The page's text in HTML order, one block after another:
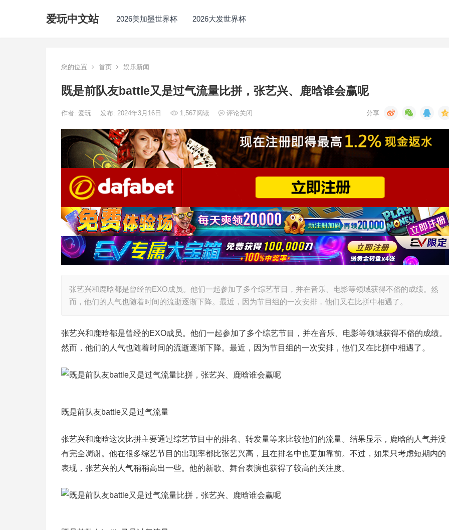
爱玩中文站 2026美加墨世界杯 2026大发世界杯
您的位置 首页 娱乐新闻
既是前队友battle又是过气流量比拼，张艺兴、鹿晗谁会赢呢
作者: 爱玩 发布: 2024年3月16日 1,567阅读 评论关闭
张艺兴和鹿晗都是曾经的EXO成员。他们一起参加了多个综艺节目，并在音乐、电影等领域获得不俗的成绩。然
而，他们的人气也随着时间的流逝逐渐下降。最近，因为节目组的一次安排，他们又在比拼中相遇了。
张艺兴和鹿晗都是曾经的EXO成员。他们一起参加了多个综艺节目，并在音乐、电影等领域获得不俗的成绩。
然而，他们的人气也随着时间的流逝逐渐下降。最近，因为节目组的一次安排，他们又在比拼中相遇了。
既是前队友battle又是过气流量
张艺兴和鹿晗这次比拼主要通过综艺节目中的排名、转发量等来比较他们的流量。结果显示，鹿晗的人气并没
有完全凋谢。他在很多综艺节目的出现率都比张艺兴高，且在排名中也更加靠前。不过，如果只考虑短期内的
表现，张艺兴的人气稍稍高出一些。他的新歌、舞台表演也获得了较高的关注度。